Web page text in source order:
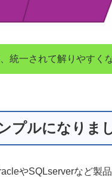
統一されて解りやすく
プルになりま
やSQLserverなど製